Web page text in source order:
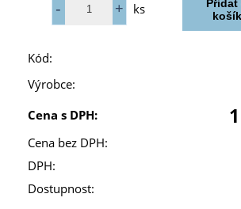
ks
Kód:
Výrobce:
Cena s DPH:
Cena bez DPH:
DPH:
Dostupnost: